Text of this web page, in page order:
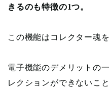
きるのも特徴の1つ。
この機能はコレクター魂
電子機能のデメリットの
レクションができないこ